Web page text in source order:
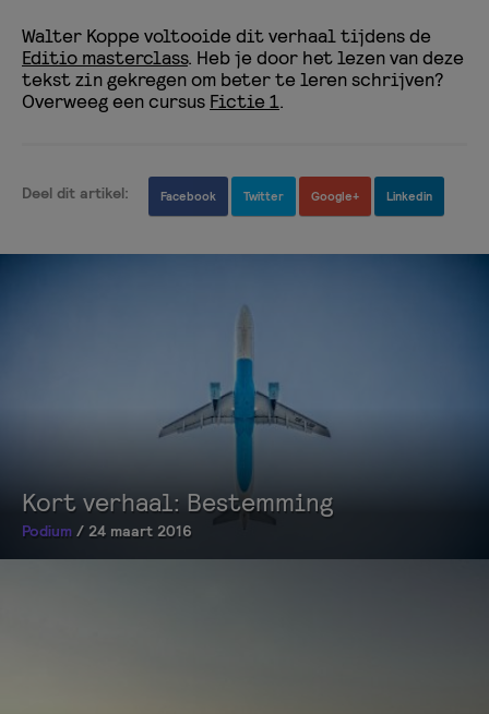
Walter Koppe voltooide dit verhaal tijdens de
Editio masterclass. Heb je door het lezen van deze
tekst zin gekregen om beter te leren schrijven?
Overweeg een cursus Fictie 1.
Deel dit artikel: Facebook Twitter Google+ Linkedin
Kort verhaal: Bestemming
Podium / 24 maart 2016